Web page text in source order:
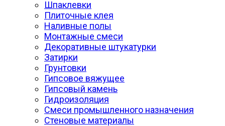
Шпаклевки
Плиточные клея
Наливные полы
Монтажные смеси
Декоративные штукатурки
Затирки
Грунтовки
Гипсовое вяжущее
Гипсовый камень
Гидроизоляция
Смеси промышленного назначения
Стеновые материалы